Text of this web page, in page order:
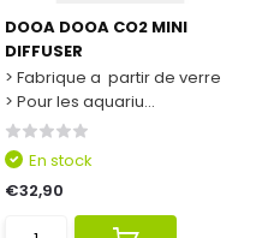
DOOA DOOA CO2 MINI
DIFFUSER
> Fabrique a partir de verre
> Pour les aquariu...
En stock
€32,90